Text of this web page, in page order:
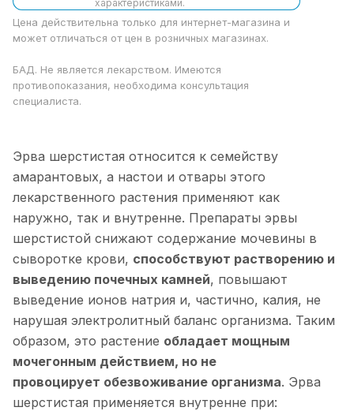
характеристиками.
Цена действительна только для интернет-магазина и
может отличаться от цен в розничных магазинах.
БАД. Не является лекарством. Имеются
противопоказания, необходима консультация
специалиста.
Эрва шерстистая относится к семейству
амарантовых, а настои и отвары этого
лекарственного растения применяют как
наружно, так и внутренне. Препараты эрвы
шерстистой снижают содержание мочевины в
сыворотке крови, способствуют растворению и
выведению почечных камней, повышают
выведение ионов натрия и, частично, калия, не
нарушая электролитный баланс организма. Таким
образом, это растение обладает мощным
мочегонным действием, но не
провоцирует обезвоживание организма. Эрва
шерстистая применяется внутренне при: